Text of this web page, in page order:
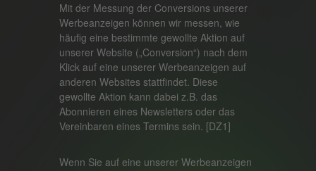
Mit der Messung der Conversions unserer
Werbeanzeigen können wir messen, wie
häufig eine bestimmte gewollte Aktion auf
unserer Website („Conversion“) nach dem
Klick auf eine unserer Werbeanzeigen auf
anderen Websites stattfindet. Diese
gewollte Aktion kann dabei z.B. das
Abonnieren eines Newsletters oder das
Vereinbaren eines Termins sein. [DZ1]
Wenn Sie auf eine unserer Werbeanzeigen